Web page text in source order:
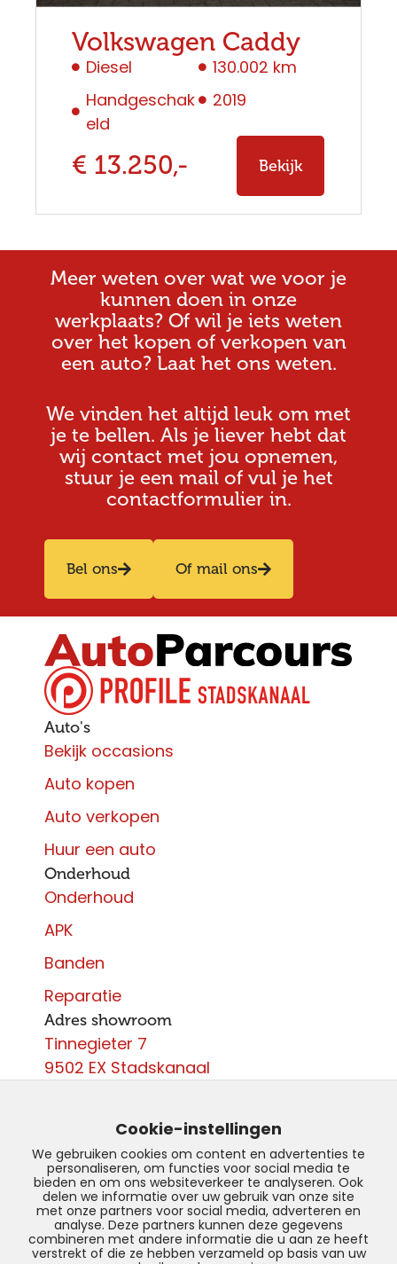
Volkswagen Caddy
Diesel
Handgeschak
eld
130.002 km
2019
€ 13.250,- Bekijk
Meer weten over wat we voor je
kunnen doen in onze
werkplaats? Of wil je iets weten
over het kopen of verkopen van
een auto? Laat het ons weten.
We vinden het altijd leuk om met
je te bellen. Als je liever hebt dat
wij contact met jou opnemen,
stuur je een mail of vul je het
contactformulier in.
Bel ons Of mail ons
Auto's
Bekijk occasions
Auto kopen
Auto verkopen
Huur een auto
Onderhoud
Onderhoud
APK
Banden
Reparatie
Adres showroom
Tinnegieter 7
9502 EX Stadskanaal
info@autoparcours.nl
Over ons
Vacatures
Cookie-instellingen
We gebruiken cookies om content en advertenties te
personaliseren, om functies voor social media te
bieden en om ons websiteverkeer te analyseren. Ook
delen we informatie over uw gebruik van onze site
met onze partners voor social media, adverteren en
analyse. Deze partners kunnen deze gegevens
combineren met andere informatie die u aan ze heeft
verstrekt of die ze hebben verzameld op basis van uw